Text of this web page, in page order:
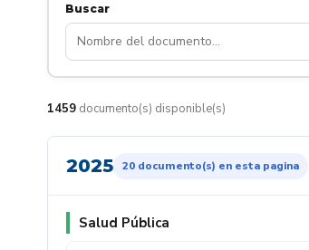
Buscar
1459 documento(s) disponible(s)
2025 20 documento(s) en esta pagina
Salud Pública